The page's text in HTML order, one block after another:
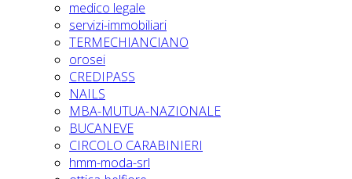
medico legale
servizi-immobiliari
TERMECHIANCIANO
orosei
CREDIPASS
NAILS
MBA-MUTUA-NAZIONALE
BUCANEVE
CIRCOLO CARABINIERI
hmm-moda-srl